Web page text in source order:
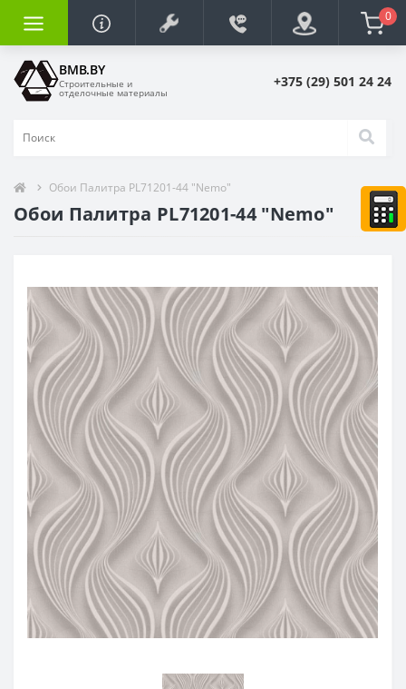
0
BMB.BY
Строительные и
отделочные материалы
+375 (29) 501 24 24
Обои Палитра PL71201-44 "Nemo"
Обои Палитра PL71201-44 "Nemo"